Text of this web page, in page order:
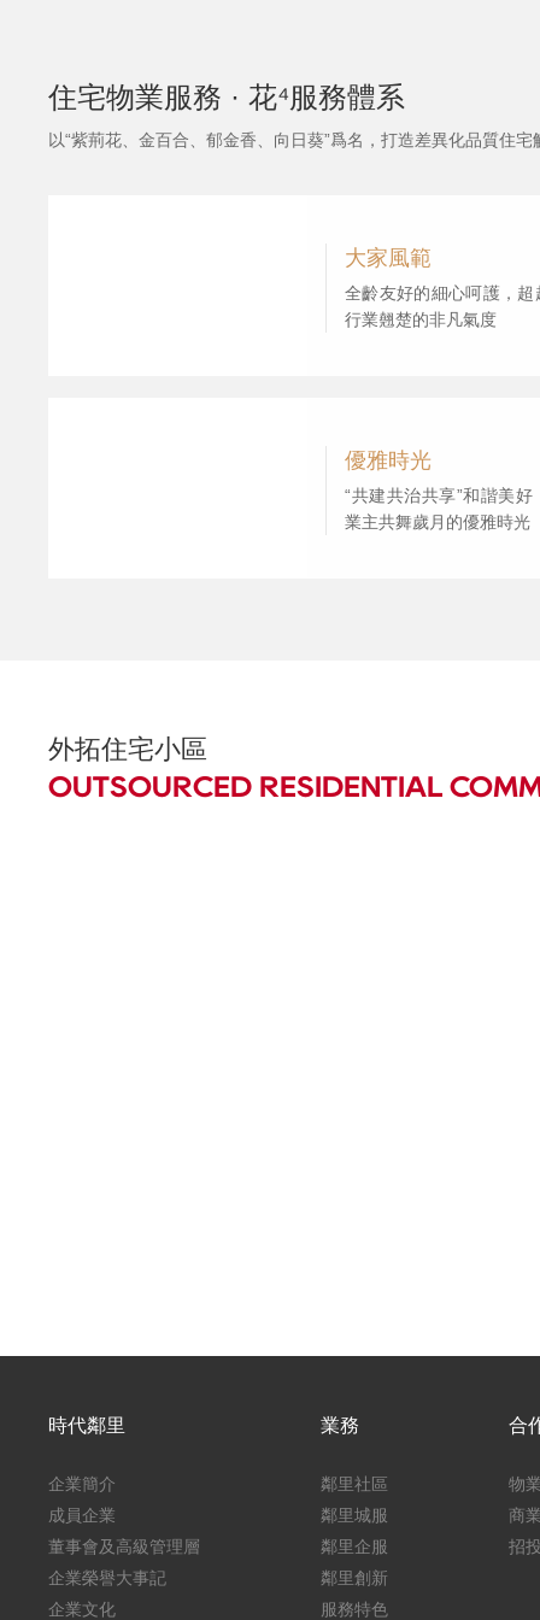
住宅物業服務 · 花⁴服務體系
以“紫荊花、金百合、郁金香、向日葵”爲名，打造差異化品質住
大家風範
全齡友好的細心呵護，
行業翹楚的非凡氣度
優雅時光
“共建共治共享”和諧美
業主共舞歲月的優雅時光
外拓住宅小區
OUTSOURCED RESIDENTIAL
時代鄰里
企業簡介
成員企業
董事會及高級管理層
企業榮譽大事記
企業文化
業務
鄰里社區
鄰里城服
鄰里企服
鄰里創新
服務特色
合
物
商
招